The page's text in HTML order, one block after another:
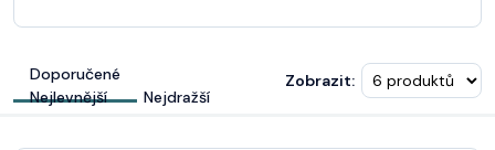
Doporučené
Nejlevnější
Nejdražší
Zobrazit: